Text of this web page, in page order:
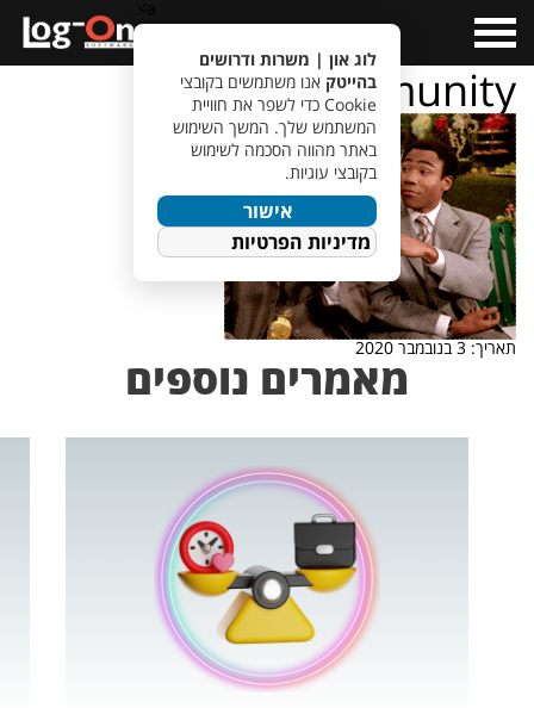
Menu
community
תאריך: 3 בנובמבר 2020
מאמרים נוספים
לוג און | משרות ודרושים
בהייטק אנו משתמשים בקובצי
Cookie כדי לשפר את חוויית
המשתמש שלך. המשך השימוש
באתר מהווה הסכמה לשימוש
בקובצי עוגיות.
אישור
מדיניות הפרטיות